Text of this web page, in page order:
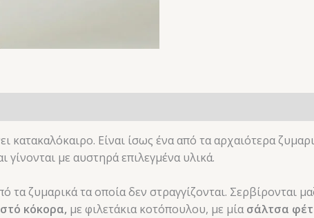
κατακαλόκαιρο. Είναι ίσως ένα από τα αρχαιότερα
με αυστηρά επιλεγμένα υλικά.
τα ζυμαρικά τα οποία δεν στραγγίζονται. Σερβίρονται
κόκορα, με φιλετάκια κοτόπουλου, με μίασάλτσα